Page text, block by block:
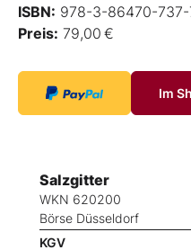
ISBN: 978-3-86470-737-
Preis: 79,00 €
Im
Salzgitter
WKN 620200
Börse Düsseldorf
KGV